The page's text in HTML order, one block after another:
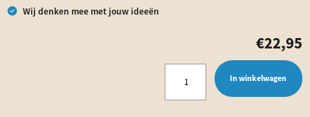
€22,95
In winkelwagen
Wij denken mee met jouw ideeën